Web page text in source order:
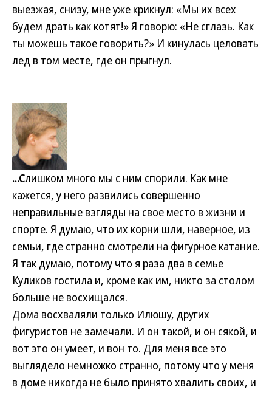
выезжая, снизу, мне уже крикнул: «Мы их всех
будем драть как котят!» Я говорю: «Не сглазь. Как
ты можешь такое говорить?» И кинулась целовать
лед в том месте, где он прыгнул.
...Слишком много мы с ним спорили. Как мне
кажется, у него развились совершенно
неправильные взгляды на свое место в жизни и
спорте. Я думаю, что их корни шли, наверное, из
семьи, где странно смотрели на фигурное катание.
Я так думаю, потому что я раза два в семье
Куликов гостила и, кроме как им, никто за столом
больше не восхищался.
Дома восхваляли только Илюшу, других
фигуристов не замечали. И он такой, и он сякой, и
вот это он умеет, и вон то. Для меня все это
выглядело немножко странно, потому что у меня
в доме никогда не было принято хвалить своих, и